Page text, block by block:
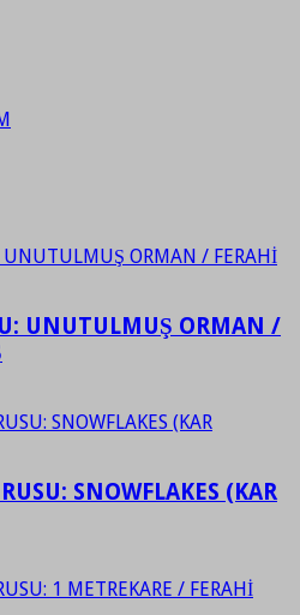
UNUTULMUŞ ORMAN /
SNOWFLAKES (KAR